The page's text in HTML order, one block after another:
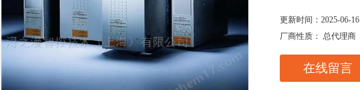
更新时间：2025-06-16
厂商性质： 总代理商
在线留言